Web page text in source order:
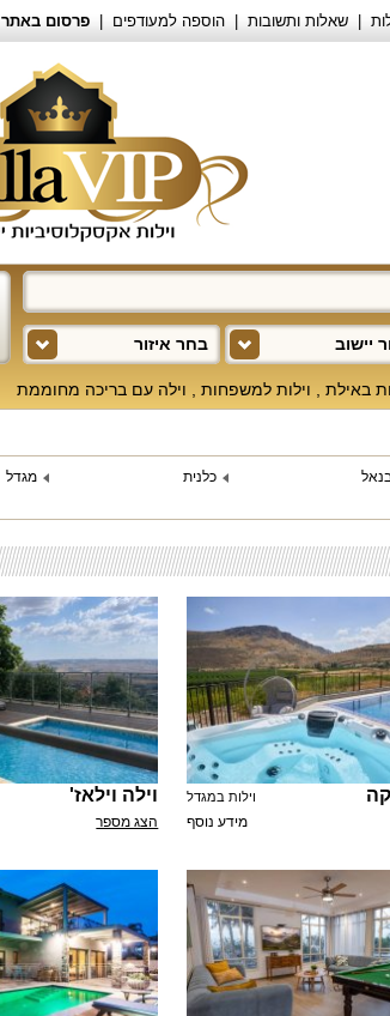
שאלות ותשובות הוספה למעודפים פרסום באתר
בחר איזור יישוב
באילת וילות למשפחות וילה עם בריכה מחוממת
כלנית
מגדל
וילות במגדל
מידע נוסף
וילה וילאז'
הצג מספר